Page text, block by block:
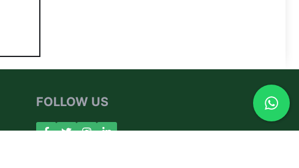
FOLLOW US